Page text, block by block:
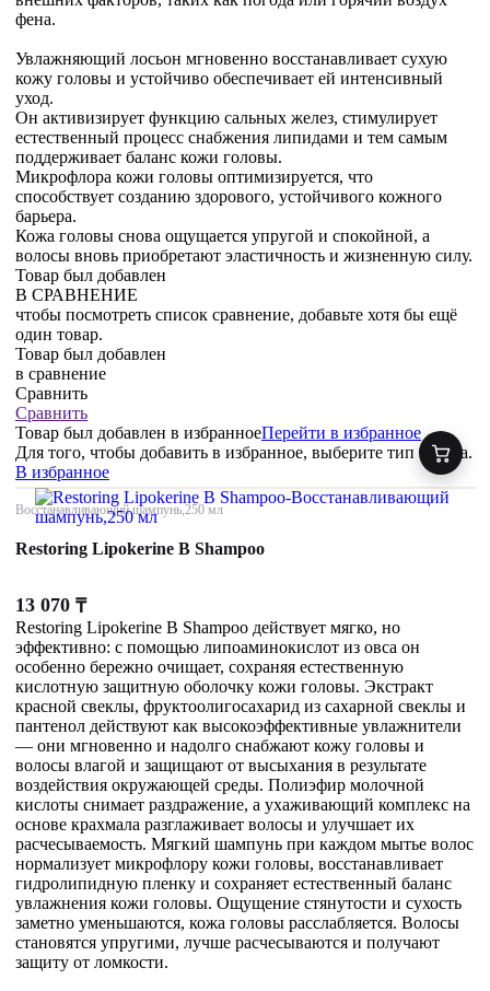
фена.
Увлажняющий лосьон мгновенно восстанавливает сухую
кожу головы и устойчиво обеспечивает ей интенсивный
уход.
Он активизирует функцию сальных желез, стимулирует
естественный процесс снабжения липидами и тем самым
поддерживает баланс кожи головы.
Микрофлора кожи головы оптимизируется, что
способствует созданию здорового, устойчивого кожного
барьера.
Кожа головы снова ощущается упругой и спокойной, а
волосы вновь приобретают эластичность и жизненную силу.
Товар был добавлен
В СРАВНЕНИЕ
чтобы посмотреть список сравнение, добавьте хотя бы ещё
один товар.
Товар был добавлен
в сравнение
Сравнить
Сравнить
Товар был добавлен в избранноеПерейти в избранное
Для того, чтобы добавить в избранное, выберите тип товара.
В избранное
Восстанавливающий шампунь,250 мл
Restoring Lipokerine B Shampoo
13 070 ₸
Restoring Lipokerine B Shampoo действует мягко, но
эффективно: с помощью липоаминокислот из овса он
особенно бережно очищает, сохраняя естественную
кислотную защитную оболочку кожи головы. Экстракт
красной свеклы, фруктоолигосахарид из сахарной свеклы и
пантенол действуют как высокоэффективные увлажнители
— они мгновенно и надолго снабжают кожу головы и
волосы влагой и защищают от высыхания в результате
воздействия окружающей среды. Полиэфир молочной
кислоты снимает раздражение, а ухаживающий комплекс на
основе крахмала разглаживает волосы и улучшает их
расчесываемость. Мягкий шампунь при каждом мытье волос
нормализует микрофлору кожи головы, восстанавливает
гидролипидную пленку и сохраняет естественный баланс
увлажнения кожи головы. Ощущение стянутости и сухость
заметно уменьшаются, кожа головы расслабляется. Волосы
становятся упругими, лучше расчесываются и получают
защиту от ломкости.